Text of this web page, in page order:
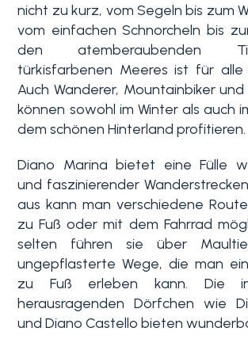
nicht zu kurz, vom Segeln bis zum
vom einfachen Schnorcheln bis
den atemberaubenden
türkisfarbenen Meeres ist für
Auch Wanderer, Mountainbiker und
können sowohl im Winter als auch
dem schönen Hinterland profitieren.
Diano Marina bietet eine Fülle
und faszinierender
aus kann man verschiedene
zu Fuß oder mit dem Fahrrad
selten führen sie über
ungepflasterte Wege, die man
zu Fuß erleben kann. Die
herausragenden Dörfchen wie
und Diano Castello bieten
min.
1
2
3+
Andere
Optionen
-